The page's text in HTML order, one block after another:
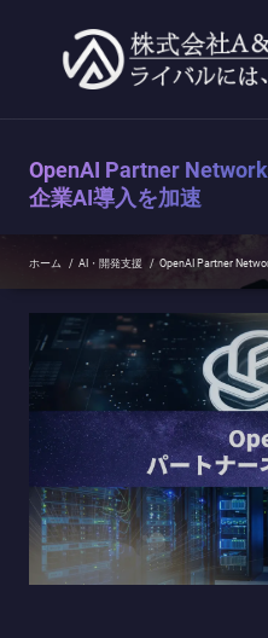
へ
OpenAI Partner
企業AI導入を加速
ホーム / AI・開発支援 / OpenAI Partner